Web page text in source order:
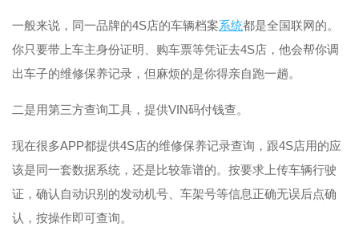
一般来说，同一品牌的4S店的车辆档案系统都是全国联网的。
你只要带上车主身份证明、购车票等凭证去4S店，他会帮你调
出车子的维修保养记录，但麻烦的是你得亲自跑一趟。
二是用第三方查询工具，提供VIN码付钱查。
现在很多APP都提供4S店的维修保养记录查询，跟4S店用的应
该是同一套数据系统，还是比较靠谱的。按要求上传车辆行驶
证，确认自动识别的发动机号、车架号等信息正确无误后点确
认，按操作即可查询。